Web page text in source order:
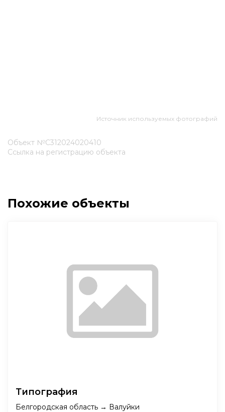
Источник используемых фотографий
Объект №С312024020410
Ссылка на регистрацию объекта
Похожие объекты
Типография
Белгородская область → Валуйки